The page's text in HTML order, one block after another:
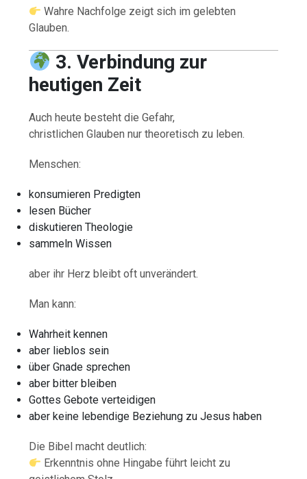
Wahre Nachfolge zeigt sich im gelebten
Glauben.
3. Verbindung zur
heutigen Zeit
Auch heute besteht die Gefahr,
christlichen Glauben nur theoretisch zu leben.
Menschen:
konsumieren Predigten
lesen Bücher
diskutieren Theologie
sammeln Wissen
aber ihr Herz bleibt oft unverändert.
Man kann:
Wahrheit kennen
aber lieblos sein
über Gnade sprechen
aber bitter bleiben
Gottes Gebote verteidigen
aber keine lebendige Beziehung zu Jesus haben
Die Bibel macht deutlich:
Erkenntnis ohne Hingabe führt leicht zu